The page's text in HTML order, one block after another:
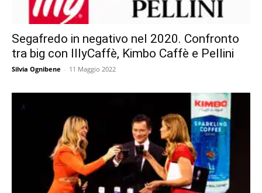
Segafredo in negativo nel 2020. Confronto
tra big con IllyCaffè, Kimbo Caffè e Pellini
Silvia Ognibene - 11 Maggio 2022